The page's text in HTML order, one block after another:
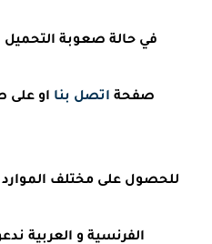
في حالة صعوبة التحميل
صفحة اتصل بنا او على
للحصول على مختلف الموارد
الفرنسية و العربية